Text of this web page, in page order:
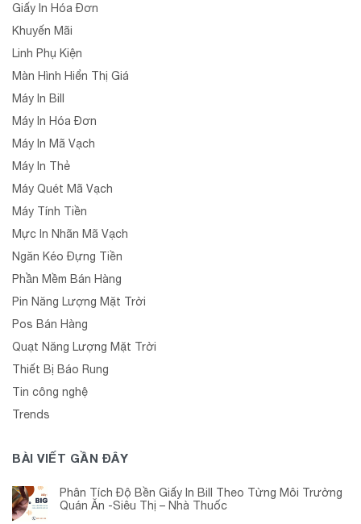
Giấy In Hóa Đơn
Khuyến Mãi
Linh Phụ Kiện
Màn Hình Hiển Thị Giá
Máy In Bill
Máy In Hóa Đơn
Máy In Mã Vạch
Máy In Thẻ
Máy Quét Mã Vạch
Máy Tính Tiền
Mực In Nhãn Mã Vạch
Ngăn Kéo Đựng Tiền
Phần Mềm Bán Hàng
Pin Năng Lượng Mặt Trời
Pos Bán Hàng
Quạt Năng Lượng Mặt Trời
Thiết Bị Báo Rung
Tin công nghệ
Trends
BÀI VIẾT GẦN ĐÂY
Phân Tích Độ Bền Giấy In Bill Theo Từng Môi Trường
Quán Ăn -Siêu Thị – Nhà Thuốc